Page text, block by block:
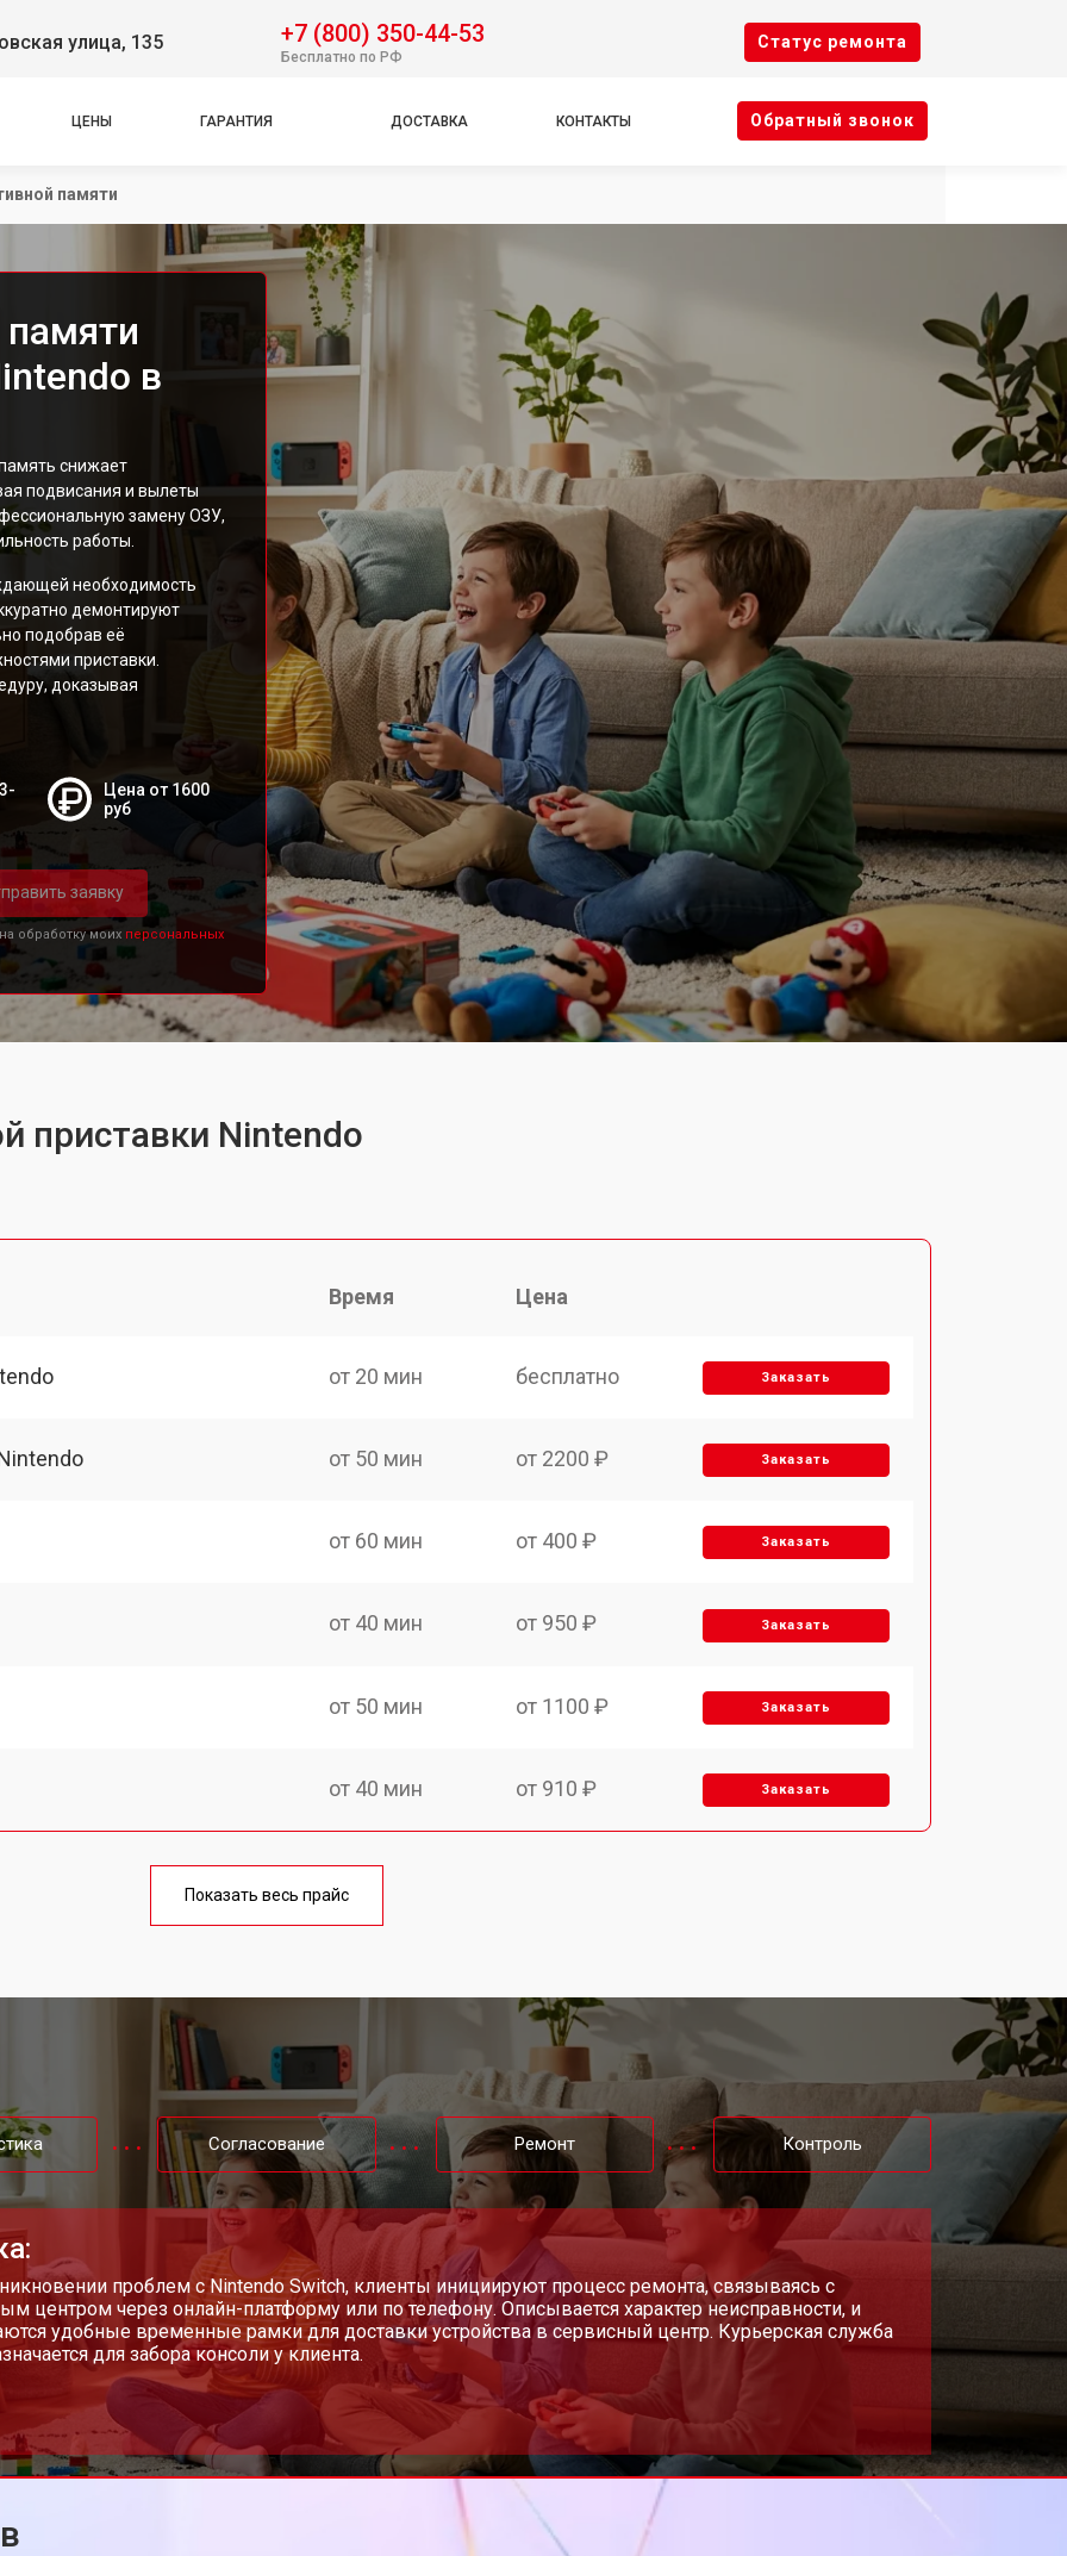
улица, 135 +7 (800) 350-44-53
Бесплатно по РФ
Cтатус ремонта
ЦЕНЫ ГАРАНТИЯ ДОСТАВКА КОНТАКТЫ Oбратный звонок
памяти
в
снижает
подвисания и вылеты
замену ОЗУ,
работы.
необходимость
демонтируют
подобрав её
приставки.
доказывая
Цена от 1600
руб
заявку
обработку моих персональных
приставки Nintendo
Время Цена
от 20 мин бесплатно Заказать
от 50 мин от 2200 ₽ Заказать
от 60 мин от 400 ₽ Заказать
от 40 мин от 950 ₽ Заказать
от 50 мин от 1100 ₽ Заказать
от 40 мин от 910 ₽ Заказать
от 60 мин
от 2200 ₽
от 60 мин от 550 ₽ Заказать
от 40 мин от 650 ₽ Заказать
от 60 мин от 300 ₽ Заказать
от 40 мин от 600 ₽ Заказать
порта) от 60 мин от 400 ₽
от 1100 ₽
Показать весь прайс
Согласование Ремонт Контроль
проблем с Nintendo Switch, клиенты инициируют процесс ремонта, связываясь с
центром через онлайн-платформу или по телефону. Описывается характер неисправности, и
удобные временные рамки для доставки устройства в сервисный центр. Курьерская служба
для забора консоли у клиента.